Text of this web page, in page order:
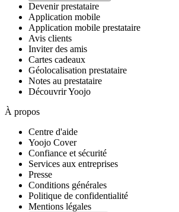
Devenir prestataire
Application mobile
Application mobile prestataire
Avis clients
Inviter des amis
Cartes cadeaux
Géolocalisation prestataire
Notes au prestataire
Découvrir Yoojo
À propos
Centre d'aide
Yoojo Cover
Confiance et sécurité
Services aux entreprises
Presse
Conditions générales
Politique de confidentialité
Mentions légales